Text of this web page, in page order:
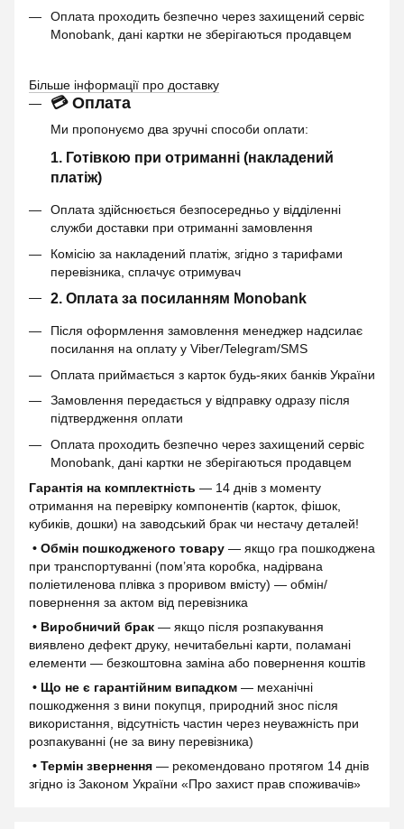
Оплата проходить безпечно через захищений сервіс
Monobank, дані картки не зберігаються продавцем
Більше інформації про доставку
💳 Оплата
Ми пропонуємо два зручні способи оплати:
1. Готівкою при отриманні (накладений
платіж)
Оплата здійснюється безпосередньо у відділенні
служби доставки при отриманні замовлення
Комісію за накладений платіж, згідно з тарифами
перевізника, сплачує отримувач
2. Оплата за посиланням Monobank
Після оформлення замовлення менеджер надсилає
посилання на оплату у Viber/Telegram/SMS
Оплата приймається з карток будь-яких банків України
Замовлення передається у відправку одразу після
підтвердження оплати
Оплата проходить безпечно через захищений сервіс
Monobank, дані картки не зберігаються продавцем
Гарантія на комплектність — 14 днів з моменту
отримання на перевірку компонентів (карток, фішок,
кубиків, дошки) на заводський брак чи нестачу деталей!
• Обмін пошкодженого товару — якщо гра пошкоджена
при транспортуванні (пом’ята коробка, надірвана
поліетиленова плівка з проривом вмісту) — обмін/
повернення за актом від перевізника
• Виробничий брак — якщо після розпакування
виявлено дефект друку, нечитабельні карти, поламані
елементи — безкоштовна заміна або повернення коштів
• Що не є гарантійним випадком — механічні
пошкодження з вини покупця, природний знос після
використання, відсутність частин через неуважність при
розпакуванні (не за вину перевізника)
• Термін звернення — рекомендовано протягом 14 днів
згідно із Законом України «Про захист прав споживачів»